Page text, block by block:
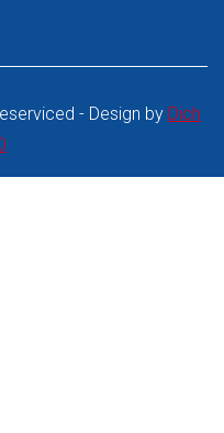
- Design by Dich